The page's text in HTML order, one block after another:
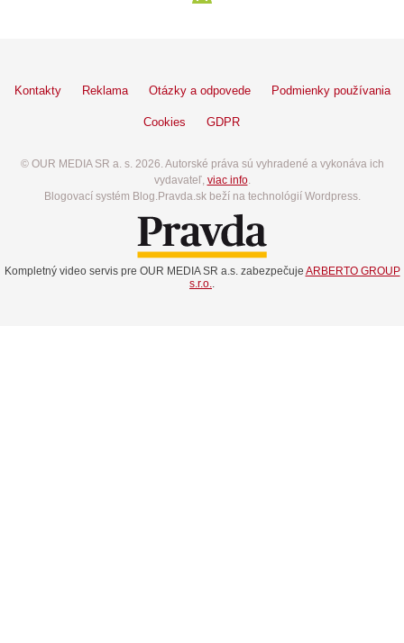
Kontakty Reklama Otázky a odpovede Podmienky používania
Cookies GDPR
© OUR MEDIA SR a. s. 2026. Autorské práva sú vyhradené a vykonáva ich
vydavateľ, viac info.
Blogovací systém Blog.Pravda.sk beží na technológií Wordpress.
Kompletný video servis pre OUR MEDIA SR a.s. zabezpečuje ARBERTO GROUP
s.r.o.